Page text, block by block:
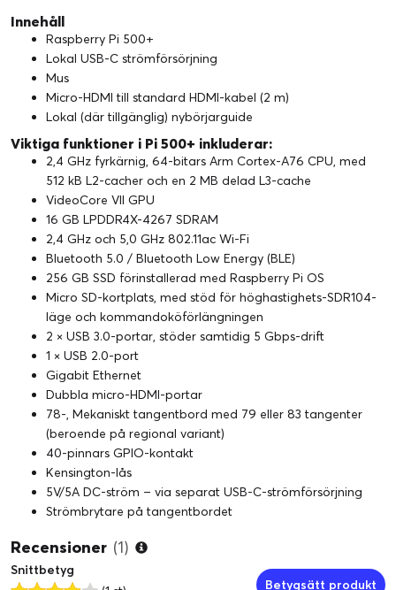
Innehåll
Raspberry Pi 500+
Lokal USB-C strömförsörjning
Mus
Micro-HDMI till standard HDMI-kabel (2 m)
Lokal (där tillgänglig) nybörjarguide
Viktiga funktioner i Pi 500+ inkluderar:
2,4 GHz fyrkärnig, 64-bitars Arm Cortex-A76 CPU, med
512 kB L2-cacher och en 2 MB delad L3-cache
VideoCore VII GPU
16 GB LPDDR4X-4267 SDRAM
2,4 GHz och 5,0 GHz 802.11ac Wi-Fi
Bluetooth 5.0 / Bluetooth Low Energy (BLE)
256 GB SSD förinstallerad med Raspberry Pi OS
Micro SD-kortplats, med stöd för höghastighets-SDR104-
läge och kommandoköförlängningen
2 × USB 3.0-portar, stöder samtidig 5 Gbps-drift
1 × USB 2.0-port
Gigabit Ethernet
Dubbla micro-HDMI-portar
78-, Mekaniskt tangentbord med 79 eller 83 tangenter
(beroende på regional variant)
40-pinnars GPIO-kontakt
Kensington-lås
5V/5A DC-ström – via separat USB-C-strömförsörjning
Strömbrytare på tangentbordet
Recensioner (1)
Snittbetyg
Betygsätt produkt